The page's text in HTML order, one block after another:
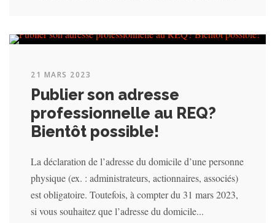
21 MARS 2023
Publier son adresse
professionnelle au REQ?
Bientôt possible!
La déclaration de l’adresse du domicile d’une personne
physique (ex. : administrateurs, actionnaires, associés)
est obligatoire. Toutefois, à compter du 31 mars 2023,
si vous souhaitez que l’adresse du domicile...